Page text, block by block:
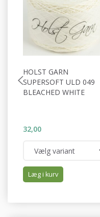
HOLST GARN
SUPERSOFT ULD 049
BLEACHED WHITE
32,00
Læg i kurv